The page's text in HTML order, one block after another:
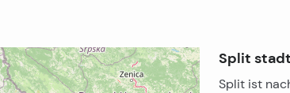
Split
Split ist